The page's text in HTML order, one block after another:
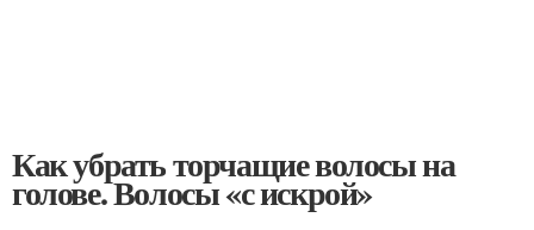
Как убрать торчащие волосы на
голове. Волосы «с искрой»